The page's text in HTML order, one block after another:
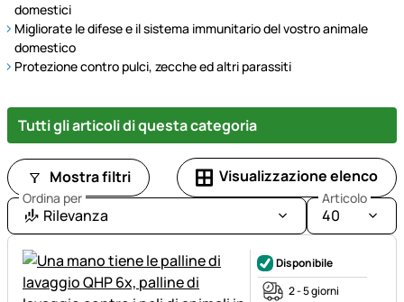
domestici
Migliorate le difese e il sistema immunitario del vostro animale
domestico
Protezione contro pulci, zecche ed altri parassiti
Tutti gli articoli di questa categoria
Mostra filtri Visualizzazione elenco
Ordina per
Rilevanza
Articolo
40
Disponibile
2 - 5 giorni